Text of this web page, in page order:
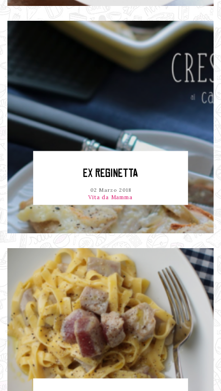
EX REGINETTA
02 Marzo 2018
Vita da Mamma